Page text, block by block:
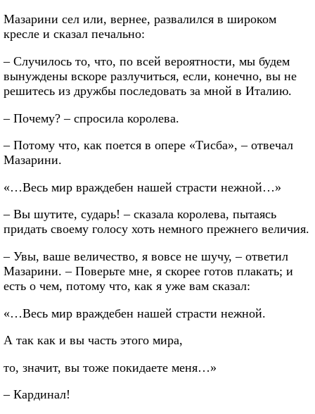
Мазарини сел или, вернее, развалился в широком
кресле и сказал печально:
– Случилось то, что, по всей вероятности, мы будем
вынуждены вскоре разлучиться, если, конечно, вы не
решитесь из дружбы последовать за мной в Италию.
– Почему? – спросила королева.
– Потому что, как поется в опере «Тисба», – отвечал
Мазарини.
«…Весь мир враждебен нашей страсти нежной…»
– Вы шутите, сударь! – сказала королева, пытаясь
придать своему голосу хоть немного прежнего величия.
– Увы, ваше величество, я вовсе не шучу, – ответил
Мазарини. – Поверьте мне, я скорее готов плакать; и
есть о чем, потому что, как я уже вам сказал:
«…Весь мир враждебен нашей страсти нежной.
А так как и вы часть этого мира,
то, значит, вы тоже покидаете меня…»
– Кардинал!